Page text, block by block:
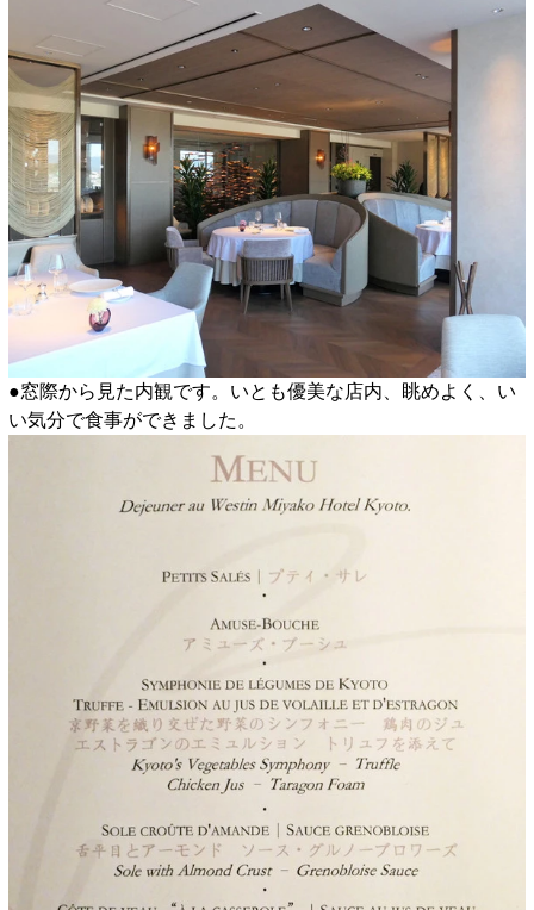
●窓際から見た内観です。いとも優美な店内、眺めよく、い
い気分で食事ができました。